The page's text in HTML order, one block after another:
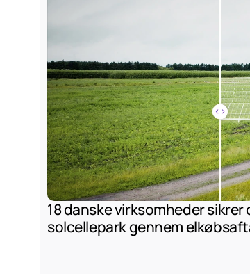
18 danske virksomheder
solcellepark gennem